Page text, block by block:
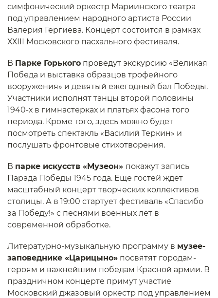
симфонический оркестр Мариинского театра
под управлением народного артиста России
Валерия Гергиева. Концерт состоится в рамках
ХХIII Московского пасхального фестиваля.
В Парке Горького проведут экскурсию «Великая
Победа и выставка образцов трофейного
вооружения» и девятый ежегодный бал Победы.
Участники исполнят танцы второй половины
1940-х в гимнастерках и платьях фасона того
периода. Кроме того, здесь можно будет
посмотреть спектакль «Василий Теркин» и
послушать фронтовые стихотворения.
В парке искусств «Музеон» покажут запись
Парада Победы 1945 года. Еще гостей ждет
масштабный концерт творческих коллективов
столицы. А в 19:00 стартует фестиваль «Спасибо
за Победу!» с песнями военных лет в
современной обработке.
Литературно-музыкальную программу в музее-
заповеднике «Царицыно» посвятят городам-
героям и важнейшим победам Красной армии. В
праздничном концерте примут участие
Московский джазовый оркестр под управлением